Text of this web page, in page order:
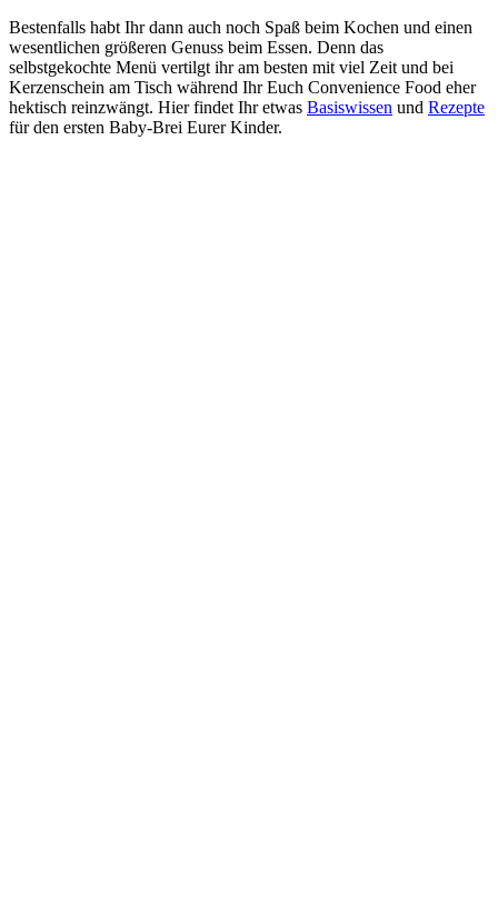
Bestenfalls habt Ihr dann auch noch Spaß beim Kochen und einen
wesentlichen größeren Genuss beim Essen. Denn das
selbstgekochte Menü vertilgt ihr am besten mit viel Zeit und bei
Kerzenschein am Tisch während Ihr Euch Convenience Food eher
hektisch reinzwängt. Hier findet Ihr etwas Basiswissen und Rezepte
für den ersten Baby-Brei Eurer Kinder.